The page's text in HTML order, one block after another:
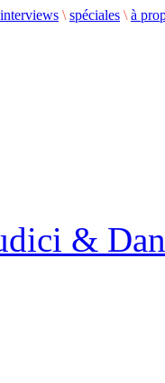
interviews \ spéciales \ à
&